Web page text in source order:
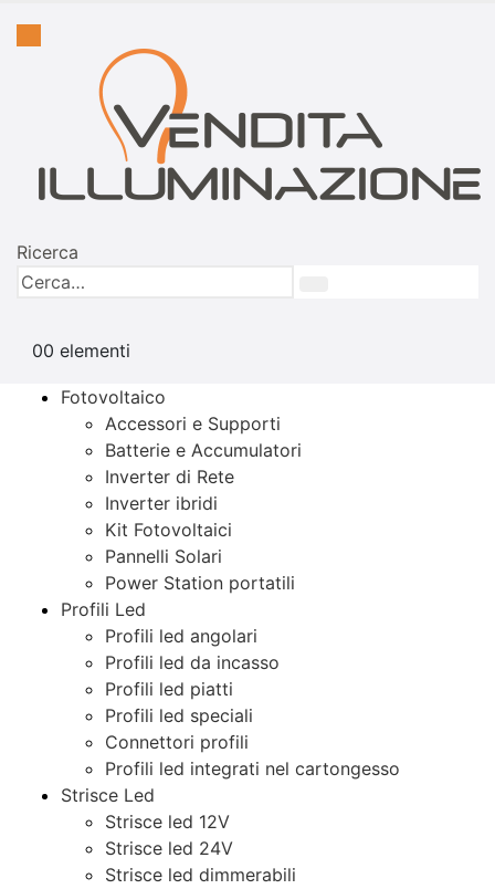
Ricerca
00 elementi
Fotovoltaico
Accessori e Supporti
Batterie e Accumulatori
Inverter di Rete
Inverter ibridi
Kit Fotovoltaici
Pannelli Solari
Power Station portatili
Profili Led
Profili led angolari
Profili led da incasso
Profili led piatti
Profili led speciali
Connettori profili
Profili led integrati nel cartongesso
Strisce Led
Strisce led 12V
Strisce led 24V
Strisce led dimmerabili